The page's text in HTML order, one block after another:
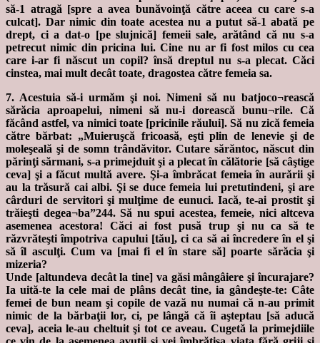
să-1 atragă [spre a avea bunăvoinţă către aceea cu care s-a
culcat]. Dar nimic din toate acestea nu a putut să-1 abată pe
drept, ci a dat-o [pe slujnică] femeii sale, arătând că nu s-a
petrecut nimic din pricina lui. Cine nu ar fi fost milos cu cea
care i-ar fi născut un copil? însă dreptul nu s-a plecat. Căci
cinstea, mai mult decât toate, dragostea către femeia sa.
7. Acestuia să-i urmăm şi noi. Nimeni să nu batjoco¬rească
sărăcia aproapelui, nimeni să nu-i dorească bunu¬rile. Că
făcând astfel, va nimici toate [pricinile răului]. Să nu zică femeia
către bărbat: „Muieruşcă fricoasă, eşti plin de lenevie şi de
moleşeală şi de somn trândăvitor. Cutare sărăntoc, născut din
părinţi sărmani, s-a primejduit şi a plecat în călătorie [să câştige
ceva] şi a făcut multă avere. Şi-a îmbrăcat femeia în aurării şi
au la trăsură cai albi. Şi se duce femeia lui pretutindeni, şi are
cârduri de servitori şi mulţime de eunuci. Iacă, te-ai prostit şi
trăieşti degea¬ba”244. Să nu spui acestea, femeie, nici altceva
asemenea acestora! Căci ai fost pusă trup şi nu ca să te
răzvrăteşti împotriva capului [tău], ci ca să ai încredere în el şi
să îl asculţi. Cum va [mai fi el în stare să] poarte sărăcia şi
mizeria?
Unde [altundeva decât la tine] va găsi mângâiere şi încurajare?
Ia uită-te la cele mai de plâns decât tine, ia gândeşte-te: Câte
femei de bun neam şi copile de vază nu numai că n-au primit
nimic de la bărbaţii lor, ci, pe lângă că îi aşteptau [să aducă
ceva], aceia le-au cheltuit şi tot ce aveau. Cugetă la primejdiile